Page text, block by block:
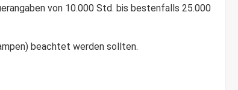
von 10.000 Std. bis bestenfalls 25.000
beachtet werden sollten.